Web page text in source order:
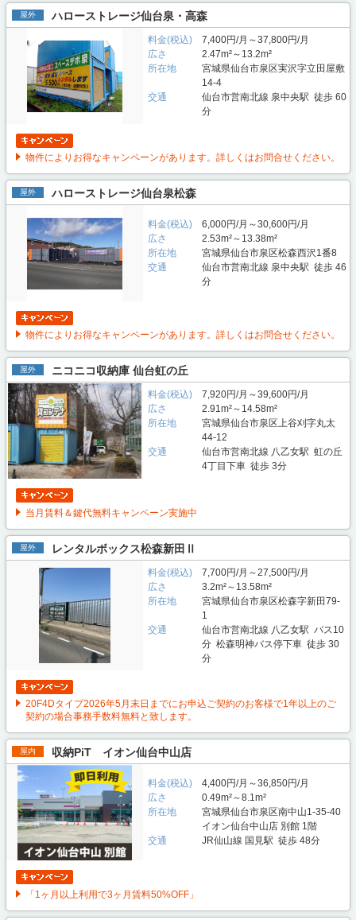
屋外 ハローストレージ仙台泉・高森
料金(税込)
7,400円/月～37,800円/月
広さ
2.47m²～13.2m²
所在地
宮城県仙台市泉区実沢字立田屋敷
14-4
交通
仙台市営南北線 泉中央駅 徒歩 60
分
物件によりお得なキャンペーンがあります。詳しくはお問合せください。
屋外 ハローストレージ仙台泉松森
料金(税込)
6,000円/月～30,600円/月
広さ
2.53m²～13.38m²
所在地
宮城県仙台市泉区松森西沢1番8
交通
仙台市営南北線 泉中央駅 徒歩 46
分
物件によりお得なキャンペーンがあります。詳しくはお問合せください。
屋外 ニコニコ収納庫 仙台虹の丘
料金(税込)
7,920円/月～39,600円/月
広さ
2.91m²～14.58m²
所在地
宮城県仙台市泉区上谷刈字丸太
44-12
交通
仙台市営南北線 八乙女駅 虹の丘
4丁目下車 徒歩 3分
当月賃料＆鍵代無料キャンペーン実施中
屋外 レンタルボックス松森新田Ⅱ
料金(税込)
7,700円/月～27,500円/月
広さ
3.2m²～13.58m²
所在地
宮城県仙台市泉区松森字新田79-
1
交通
仙台市営南北線 八乙女駅 バス10
分 松森明神バス停下車 徒歩 30
分
20F4Dタイプ2026年5月末日までにお申込ご契約のお客様で1年以上のご
契約の場合事務手数料無料と致します。
屋内 収納PiT イオン仙台中山店
料金(税込)
4,400円/月～36,850円/月
広さ
0.49m²～8.1m²
所在地
宮城県仙台市泉区南中山1-35-40
イオン仙台中山店 別館 1階
交通
JR仙山線 国見駅 徒歩 48分
「1ヶ月以上利用で3ヶ月賃料50%OFF」